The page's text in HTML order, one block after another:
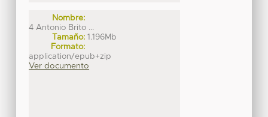
Nombre:
4 Antonio Brito ...
Tamaño: 1.196Mb
Formato:
application/epub+zip
Ver documento